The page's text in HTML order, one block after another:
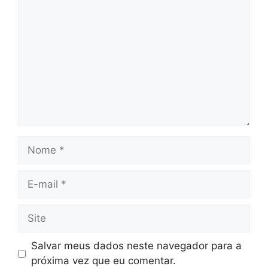
Nome
Site
Salvar meus dados neste navegador para a
próxima vez que eu comentar.